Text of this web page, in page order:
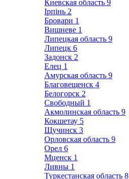
Киевская область 9
Ірпінь 2
Бровари 1
Вишневе 1
Липецкая область 9
Липецк 6
Задонск 2
Елец 1
Амурская область 9
Благовещенск 4
Белогорск 2
Свободный 1
Акмолинская область 9
Кокшетау 5
Щучинск 3
Орловская область 9
Орел 6
Мценск 1
Ливны 1
Туркестанская область 8